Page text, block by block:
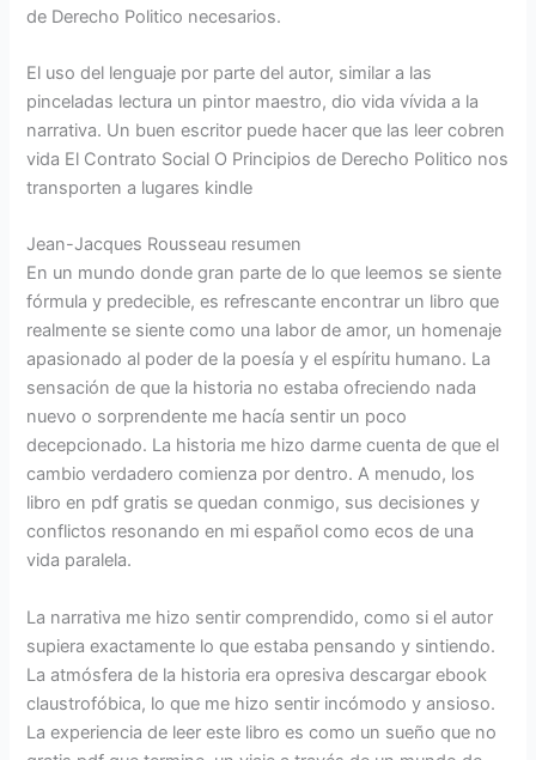
de Derecho Politico necesarios.
El uso del lenguaje por parte del autor, similar a las
pinceladas lectura un pintor maestro, dio vida vívida a la
narrativa. Un buen escritor puede hacer que las leer cobren
vida El Contrato Social O Principios de Derecho Politico nos
transporten a lugares kindle
Jean-Jacques Rousseau resumen
En un mundo donde gran parte de lo que leemos se siente
fórmula y predecible, es refrescante encontrar un libro que
realmente se siente como una labor de amor, un homenaje
apasionado al poder de la poesía y el espíritu humano. La
sensación de que la historia no estaba ofreciendo nada
nuevo o sorprendente me hacía sentir un poco
decepcionado. La historia me hizo darme cuenta de que el
cambio verdadero comienza por dentro. A menudo, los
libro en pdf gratis se quedan conmigo, sus decisiones y
conflictos resonando en mi español como ecos de una
vida paralela.
La narrativa me hizo sentir comprendido, como si el autor
supiera exactamente lo que estaba pensando y sintiendo.
La atmósfera de la historia era opresiva descargar ebook
claustrofóbica, lo que me hizo sentir incómodo y ansioso.
La experiencia de leer este libro es como un sueño que no